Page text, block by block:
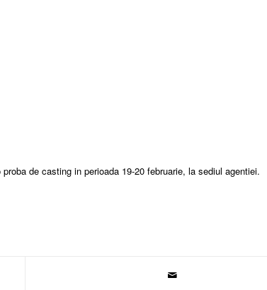
de casting in perioada 19-20 februarie, la sediul agentiei.